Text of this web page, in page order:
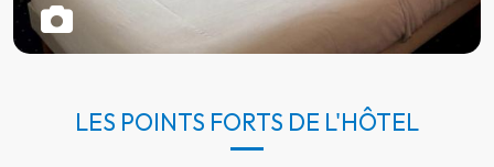
LES POINTS FORTS DE L'HÔTEL